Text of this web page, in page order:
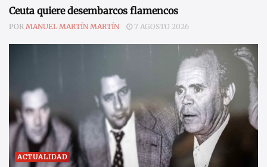
Ceuta quiere desembarcos flamencos
POR MANUEL MARTÍN MARTÍN 7 AGOSTO 2026
ACTUALIDAD